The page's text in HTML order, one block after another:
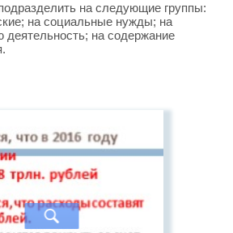
на следующие группы:
на социальные нужды; на
деятельность; на содержание